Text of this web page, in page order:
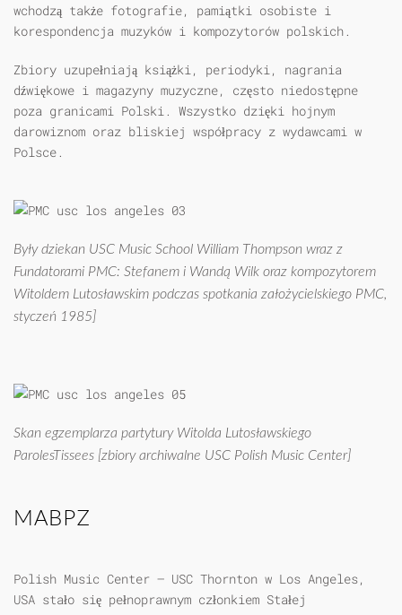
wchodzą także fotografie, pamiątki osobiste i
korespondencja muzyków i kompozytorów polskich.
Zbiory uzupełniają książki, periodyki, nagrania
dźwiękowe i magazyny muzyczne, często niedostępne
poza granicami Polski. Wszystko dzięki hojnym
darowiznom oraz bliskiej współpracy z wydawcami w
Polsce.
Były dziekan USC Music School William Thompson wraz z
Fundatorami PMC: Stefanem i Wandą Wilk oraz kompozytorem
Witoldem Lutosławskim podczas spotkania założycielskiego PMC,
styczeń 1985]
Skan egzemplarza partytury Witolda Lutosławskiego
ParolesTissees [zbiory archiwalne USC Polish Music Center]
MABPZ
Polish Music Center – USC Thornton w Los Angeles,
USA stało się pełnoprawnym członkiem Stałej